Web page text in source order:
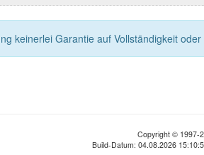
keinerlei Garantie auf Vollständigkeit
Copyright © 1997-
Build-Datum: 04.08.2026